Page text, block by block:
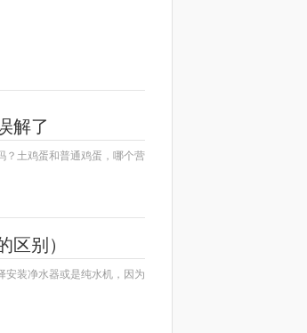
解了
？土鸡蛋和普通鸡蛋，哪个营
区别）
安装净水器或是纯水机，因为